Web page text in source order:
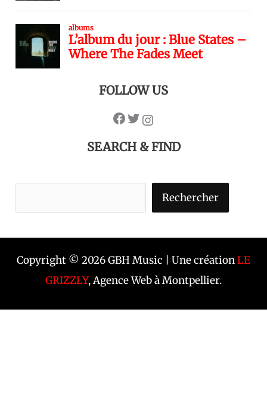
FOLLOW US
SEARCH & FIND
Rechercher
Copyright © 2026 GBH Music | Une créationLE
GRIZZLY, Agence Web à Montpellier.